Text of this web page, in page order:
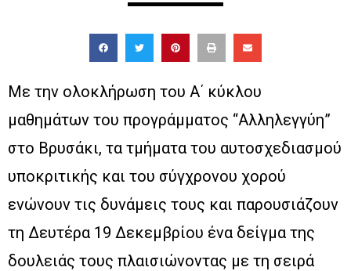
Με την ολοκλήρωση του Α΄ κύκλου
μαθημάτων του προγράμματος “Αλληλεγγύη”
στο Βρυσάκι, τα τμήματα του αυτοσχεδιασμού
υποκριτικής και του σύγχρονου χορού
ενώνουν τις δυνάμεις τους και παρουσιάζουν
τη Δευτέρα 19 Δεκεμβρίου ένα δείγμα της
δουλειάς τους πλαισιώνοντας με τη σειρά